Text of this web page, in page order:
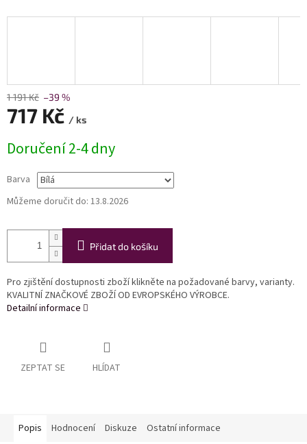
1 191 Kč –39 %
717 Kč / ks
cena:
Doručení 2-4 dny
Barva
Můžeme doručit do: 13.8.2026
Přidat do košíku
Pro zjištění dostupnosti zboží klikněte na požadované barvy, varianty.
KVALITNÍ ZNAČKOVÉ ZBOŽÍ OD EVROPSKÉHO VÝROBCE.
Detailní informace
ZEPTAT SE HLÍDAT
Popis Hodnocení Diskuze Ostatní informace